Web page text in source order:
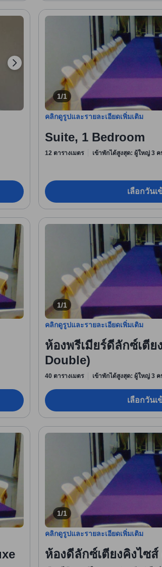
1/1
คลิกดูรูปและรายละเอียดเพิ่มเติม
Suite, 1 Bedroom
12 ตารางเมตร เข้าพักได้สูงสุด: ผู้ใหญ่ 3 ค
เลือกวันเ
1/1
คลิกดูรูปและรายละเอียดเพิ่มเติม
ห้องพรีเมียร์ดีลักซ์เตี
Double)
40 ตารางเมตร เข้าพักได้สูงสุด: ผู้ใหญ่ 3 ค
เลือกวันเ
1/1
คลิกดูรูปและรายละเอียดเพิ่มเติม
ห้องดีลักซ์เตียงคิงไซ